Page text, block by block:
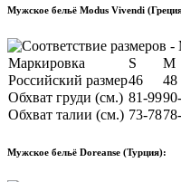
Мужское бельё Modus Vivendi
Маркировка S M
Российский размер46 48
Обхват груди (см.) 81-99
Обхват талии (см.) 73-78
Мужское бельё Doreanse (Турция):